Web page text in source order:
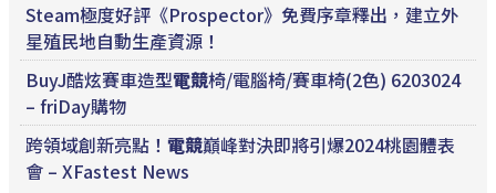
Steam極度好評《Prospector》免費序章釋出，建立外
星殖民地自動生產資源！
BuyJ酷炫賽車造型電競椅/電腦椅/賽車椅(2色) 6203024
– friDay購物
跨領域創新亮點！ 電競巔峰對決即將引爆2024桃園體表
會 – XFastest News